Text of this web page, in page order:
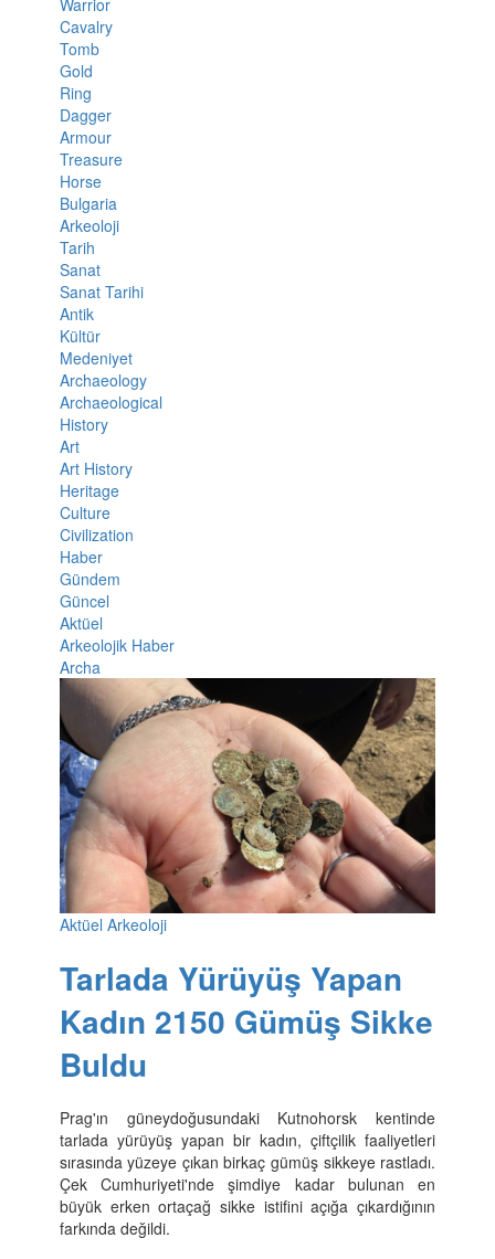
Cavalry
Tomb
Gold
Ring
Dagger
Armour
Treasure
Horse
Bulgaria
Arkeoloji
Tarih
Sanat
Sanat Tarihi
Antik
Kültür
Medeniyet
Archaeology
Archaeological
History
Art
Art History
Heritage
Culture
Civilization
Haber
Gündem
Güncel
Aktüel
Arkeolojik Haber
Archa
Aktüel Arkeoloji
Tarlada Yürüyüş Yapan
Kadın 2150 Gümüş Sikke
Buldu
Prag'ın güneydoğusundaki Kutnohorsk kentinde
tarlada yürüyüş yapan bir kadın, çiftçilik faaliyetleri
sırasında yüzeye çıkan birkaç gümüş sikkeye rastladı.
Çek Cumhuriyeti'nde şimdiye kadar bulunan en
büyük erken ortaçağ sikke istifini açığa çıkardığının
farkında değildi.